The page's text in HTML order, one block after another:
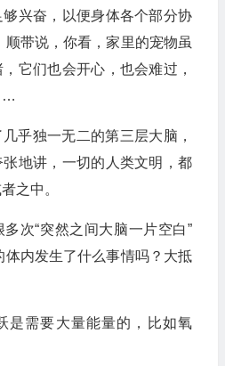
兴奋，以便身体各个部分协
带说，你看，家里的宠物虽
它们也会开心，也会难过，
乎独一无二的第三层大脑，
地讲，一切的人类文明，都
之中。
次“突然之间大脑一片空白”
内发生了什么事情吗？大抵
是需要大量能量的，比如氧